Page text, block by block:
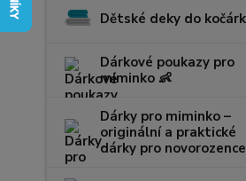
Dětské deky do
Dárkové poukazy pro
miminko 👶
Dárky pro miminko –
originální a praktické
dárky pro